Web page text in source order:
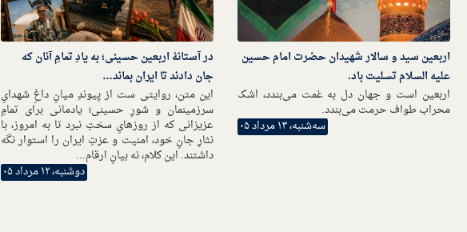
اربعین سید و سالار شهیدان حضرت امام حسین
علیه السلام تسلیت باد.
اربعین است و جهان دل به غمت می‌بندد، اشک
محراب طواف حرمت می‌بندد.
سه‌شنبه، ۱۳ مرداد ۰۵
در آستانهٔ اربعین حسینی؛ به یادِ تمامِ آنان که
جان دادند تا ایران بماند…
این متن، روایتی ست از پیوندِ میانِ داغِ شهدایِ
سرزمینمان و شورِ حسینی؛ یادمانی برای تمامِ
عزیزانی که از روزهایِ سختِ نبرد تا به امروز، با
نثارِ جانِ خود، امنیت و عزتِ ایران را استوار نگه
داشتند. این کلام، نه بیانِ ارقام...
دوشنبه، ۱۲ مرداد ۰۵